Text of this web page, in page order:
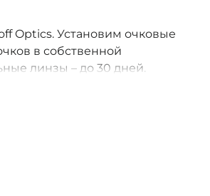
Optics. Установим очковые
в собственной
линзы – до 30 дней.